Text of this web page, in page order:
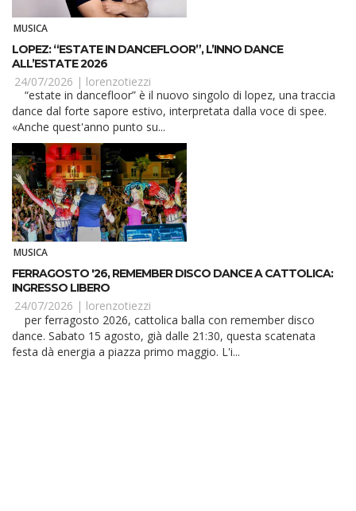
MUSICA
LOPEZ: “ESTATE IN DANCEFLOOR”, L’INNO DANCE
ALL’ESTATE 2026
24/07/2026 | lorenzotiezzi
dance dal forte sapore estivo, interpretata dalla voce di spee.
«Anche quest'anno punto su...
MUSICA
FERRAGOSTO '26, REMEMBER DISCO DANCE A CATTOLICA:
INGRESSO LIBERO
24/07/2026 | lorenzotiezzi
dance. Sabato 15 agosto, già dalle 21:30, questa scatenata
festa dà energia a piazza primo maggio. L'i...